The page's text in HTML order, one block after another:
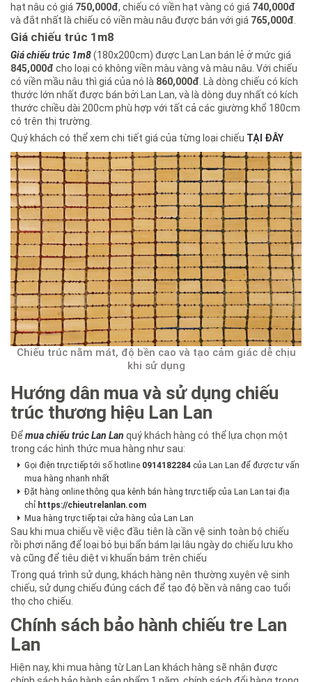
hạt nâu có giá 750,000đ, chiếu có viền hạt vàng có giá 740,000đ
và đắt nhất là chiếu có viền màu nâu được bán với giá 765,000đ.
Giá chiếu trúc 1m8
Giá chiếu trúc 1m8(180x200cm) được Lan Lan bán lẻ ở mức giá
845,000đ cho loại có không viền màu vàng và màu nâu. Với chiếu
có viền mầu nâu thì giá của nó là 860,000đ. Là dòng chiếu có kích
thước lớn nhất được bán bởi Lan Lan, và là dòng duy nhất có kích
thước chiều dài 200cm phù hợp với tất cả các giường khổ 180cm
có trên thị trường.
Quý khách có thể xem chi tiết giá của từng loại chiếu TẠI ĐÂY
Chiếu trúc nằm mát, độ bền cao và tạo cảm giác dễ chịu
khi sử dụng
Hướng dân mua và sử dụng chiếu
trúc thương hiệu Lan Lan
Đểmua chiếu trúc Lan Lan quý khách hàng có thể lựa chọn một
trong các hình thức mua hàng như sau:
Gọi điện trực tiếp tới số hotline 0914182284 của Lan Lan để được tư vấn
mua hàng nhanh nhất
Đặt hàng online thông qua kênh bán hàng trực tiếp của Lan Lan tại địa
chỉ https://chieutrelanlan.com
Mua hàng trực tiếp tại cửa hàng của Lan Lan
Sau khi mua chiếu về việc đầu tiên là cần vệ sinh toàn bộ chiếu
rồi phơi nắng để loại bỏ bụi bẩn bám lại lâu ngày do chiếu lưu kho
và cũng để tiêu diệt vi khuẩn bám trên chiếu
Trong quá trình sử dụng, khách hàng nên thường xuyên vệ sinh
chiếu, sử dụng chiếu đúng cách để tạo độ bền và nâng cao tuổi
thọ cho chiếu.
Chính sách bảo hành chiếu tre Lan
Lan
Hiện nay, khi mua hàng từ Lan Lan khách hàng sẽ nhận được